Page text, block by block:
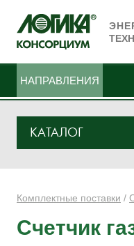
НАПРАВЛЕНИЯ
КАТАЛОГ
Комплектные поставки /
Счетчик